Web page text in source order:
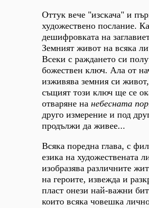
Оттук вече "изскача" и
художествено послание.
дешифровката на
Земният живот на всяка
Всеки с раждането си
божествен ключ. Ала от
изживява земния си
същият този ключ ще се
отваряне на небесната
друго измерение и под
продължи да живее...
Всяка поредна глава, с
езика на художествената
изобразява различните
на героите, извежда и
пласт онези най-важни
които всяка човешка